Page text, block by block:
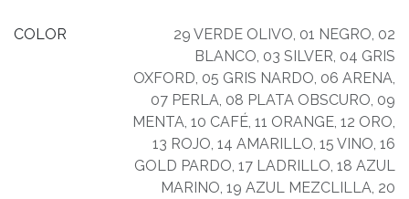
COLOR 29 VERDE OLIVO 01 NEGRO 02
BLANCO 03 SILVER 04 GRIS
OXFORD 05 GRIS NARDO 06 ARENA
07 PERLA 08 PLATA OBSCURO 09
MENTA 10 CAFÉ 11 ORANGE 12 ORO
13 ROJO 14 AMARILLO 15 VINO 16
GOLD PARDO 17 LADRILLO 18 AZUL
MARINO 19 AZUL MEZCLILLA 20